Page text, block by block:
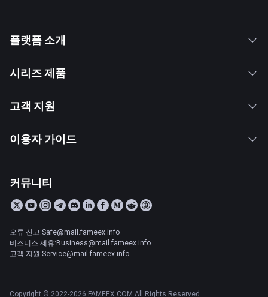
플랫폼 소개
시리즈 제품
고객 지원
이용자 가이드
커뮤니티
오류 신고:Safe@mail.fameex.info
비즈니스 제휴:Business@mail.fameex.info
고객 지원:Service@mail.fameex.info
Copyright © 2022-2026 FAMEEX.COM All Rights Reserved